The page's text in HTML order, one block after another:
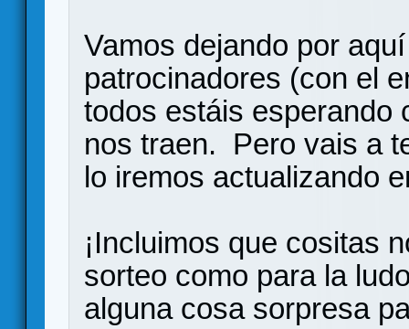
Vamos dejando por
patrocinadores (con el
todos estáis esperando
nos traen. Pero vais a
lo iremos actualizando
¡Incluimos que cositas
sorteo como para la
alguna cosa sorpresa